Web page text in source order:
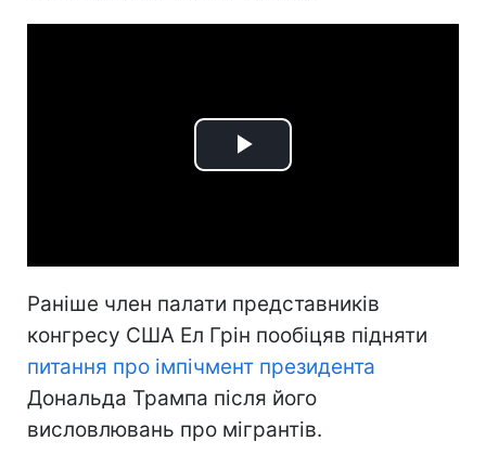
Play
Раніше член палати представників
конгресу США Ел Грін пообіцяв підняти
питання про імпічмент президента
Дональда Трампа після його
висловлювань про мігрантів.